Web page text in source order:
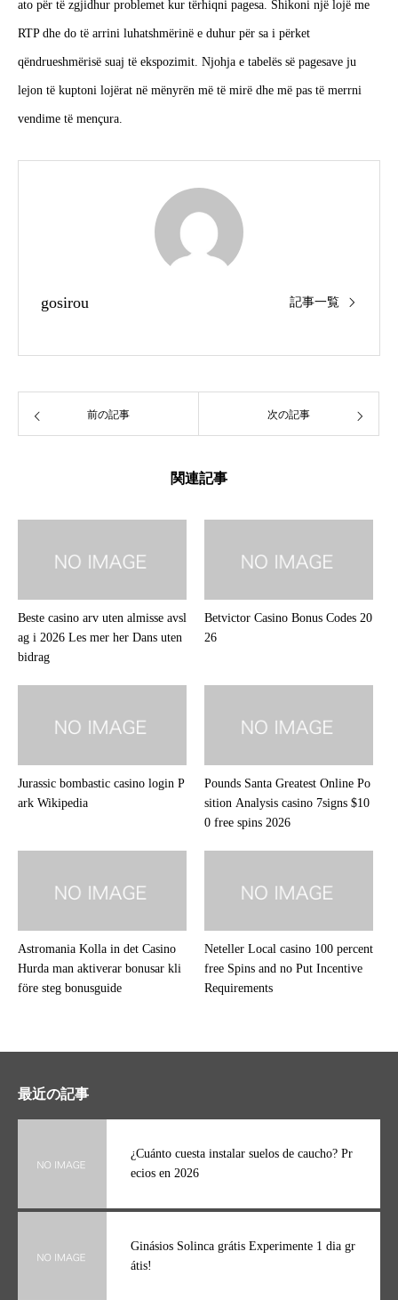
ato për të zgjidhur problemet kur tërhiqni pagesa. Shikoni një lojë me
RTP dhe do të arrini luhatshmërinë e duhur për sa i përket
qëndrueshmërisë suaj të ekspozimit. Njohja e tabelës së pagesave ju
lejon të kuptoni lojërat në mënyrën më të mirë dhe më pas të merrni
vendime të mençura.
gosirou 記事一覧
前の記事 次の記事
関連記事
Beste casino arv uten almisse avsl
ag i 2026 Les mer her Dans uten
bidrag
Betvictor Casino Bonus Codes 20
26
Jurassic bombastic casino login P
ark Wikipedia
Pounds Santa Greatest Online Po
sition Analysis casino 7signs $10
0 free spins 2026
Astromania Kolla in det Casino
Hurda man aktiverar bonusar kli
före steg bonusguide
Neteller Local casino 100 percent
free Spins and no Put Incentive
Requirements
最近の記事
¿Cuánto cuesta instalar suelos de caucho? Pr
ecios en 2026
Ginásios Solinca grátis Experimente 1 dia gr
átis!